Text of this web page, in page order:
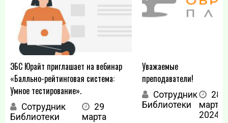
ЭБС Юрайт приглашает на вебинар
«Балльно-рейтинговая система:
Умное тестирование».
Сотрудник
Библиотеки
29
марта
Уважаемые
преподаватели!
Сотрудник
Библиотеки
28
марта
2024